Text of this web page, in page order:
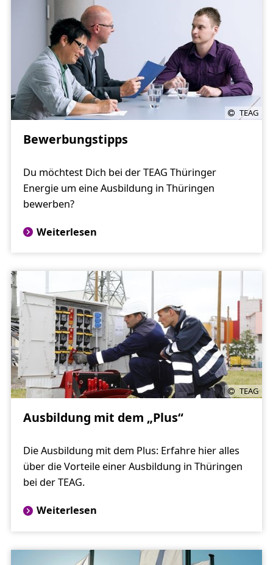
TEAG
Bewerbungstipps
Du möchtest Dich bei der TEAG Thüringer
Energie um eine Ausbildung in Thüringen
bewerben?
Weiterlesen
TEAG
Ausbildung mit dem „Plus“
Die Ausbildung mit dem Plus: Erfahre hier alles
über die Vorteile einer Ausbildung in Thüringen
bei der TEAG.
Weiterlesen